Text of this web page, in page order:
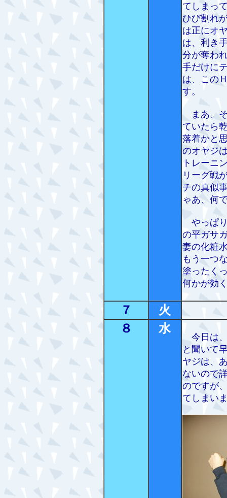
てしまっ
ひび割れ
は正にオ
は、利き
分が奪わ
手だけに
は、この
す。
まあ、そ
ていたら
落着かと
のオヤジ
トレーニ
リーグ戦
チの真似
ゃあ、何
やっぱり
の平ガサ
妻の化粧
もう一つ
塗ったく
何かが効
７
火
８
水
今日は、
と聞いて
ヤジは、
ないので
のですが
てしまい